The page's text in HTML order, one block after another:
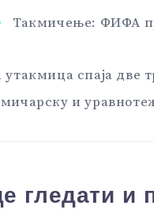
Такмичење: ФИФА
утакмица спаја две
и
гледати и